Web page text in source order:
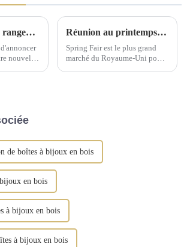
Une solution de rangement artisanale exquise dévoilée lors d'une conférence de lancement de nouveaux produits
nouvelle
Réunion au printemps 2025 du Comité exécutif national de Birmingham
Spring Fair est le plus grand
marché du Royaume-Uni pour
de boîtes à bijoux en bois
en bois
à bijoux en bois
à bijoux en bois